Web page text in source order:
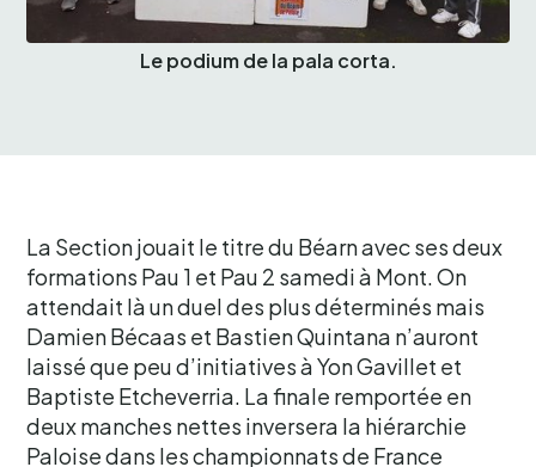
Le podium de la pala corta.
La Section jouait le titre du Béarn avec ses deux
formations Pau 1 et Pau 2 samedi à Mont. On
attendait là un duel des plus déterminés mais
Damien Bécaas et Bastien Quintana n’auront
laissé que peu d’initiatives à Yon Gavillet et
Baptiste Etcheverria. La finale remportée en
deux manches nettes inversera la hiérarchie
Paloise dans les championnats de France